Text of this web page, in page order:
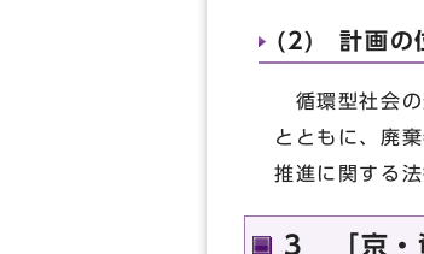
(2) 計画の
循環型社会の
とともに、廃
推進に関する
3 「京・